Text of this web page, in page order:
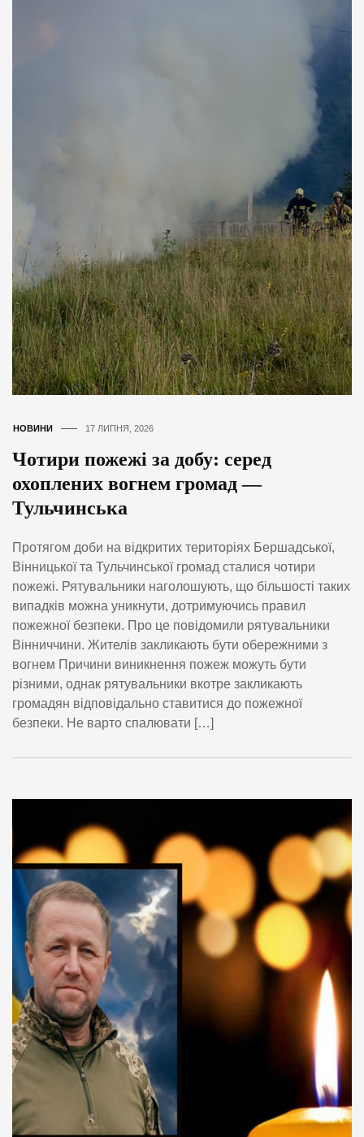
НОВИНИ 17 ЛИПНЯ, 2026
Чотири пожежі за добу: серед
охоплених вогнем громад —
Тульчинська
Протягом доби на відкритих територіях Бершадської,
Вінницької та Тульчинської громад сталися чотири
пожежі. Рятувальники наголошують, що більшості таких
випадків можна уникнути, дотримуючись правил
пожежної безпеки. Про це повідомили рятувальники
Вінниччини. Жителів закликають бути обережними з
вогнем Причини виникнення пожеж можуть бути
різними, однак рятувальники вкотре закликають
громадян відповідально ставитися до пожежної
безпеки. Не варто спалювати […]